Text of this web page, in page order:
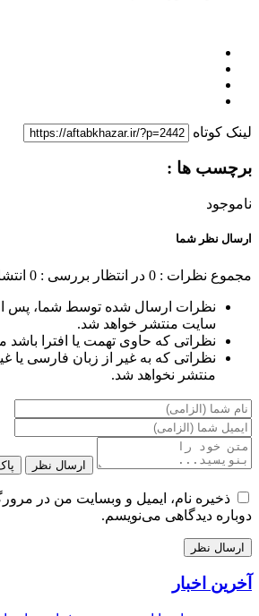
لینک کوتاه
برچسب ها :
ناموجود
ارسال نظر شما
مجموع نظرات : 0 در انتظار بررسی : 0
نظرات ارسال شده توسط شما، پس از
سایت منتشر خواهد شد.
نظراتی که حاوی تهمت یا افترا باشد
نظراتی که به غیر از زبان فارسی یا
منتشر نخواهد شد.
ارسال نظر
ذخیره نام، ایمیل و وبسایت من در
دوباره دیدگاهی می‌نویسم.
آخرین اخبار